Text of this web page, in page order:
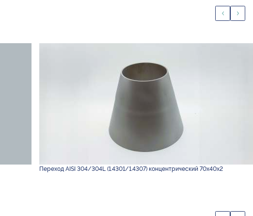
Переход AISI 304/304L (1.4301/1.4307) концентрический 70х40х2